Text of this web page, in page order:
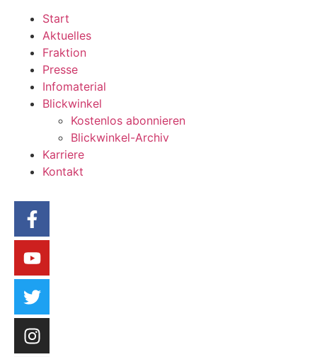
Start
Aktuelles
Fraktion
Presse
Infomaterial
Blickwinkel
Kostenlos abonnieren
Blickwinkel-Archiv
Karriere
Kontakt